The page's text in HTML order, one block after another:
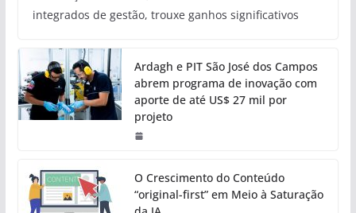
integrados de gestão, trouxe ganhos significativos
Ardagh e PIT São José dos Campos
abrem programa de inovação com
aporte de até US$ 27 mil por
projeto
O Crescimento do Conteúdo
“original-first” em Meio à Saturação